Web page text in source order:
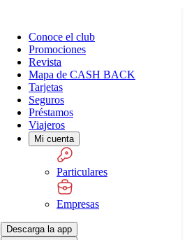
Conoce el club
Promociones
Revista
Mapa de CASH BACK
Tarjetas
Seguros
Préstamos
Viajeros
Mi cuenta
Particulares
Empresas
Descarga la app